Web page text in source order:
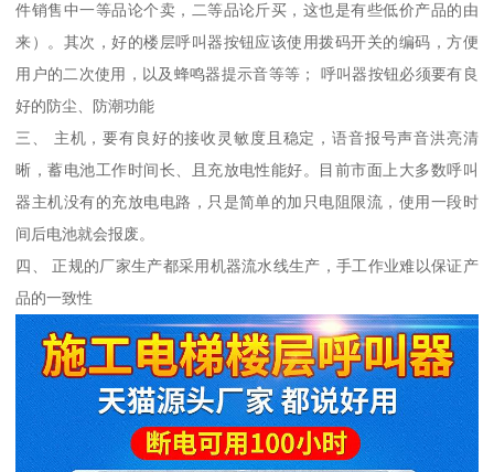
件销售中一等品论个卖，二等品论斤买，这也是有些低价产品的由
来）。其次，好的楼层呼叫器按钮应该使用拨码开关的编码，方便
用户的二次使用，以及蜂鸣器提示音等等； 呼叫器按钮必须要有良
好的防尘、防潮功能
三、 主机，要有良好的接收灵敏度且稳定，语音报号声音洪亮清
晰，蓄电池工作时间长、且充放电性能好。目前市面上大多数呼叫
器主机没有的充放电电路，只是简单的加只电阻限流，使用一段时
间后电池就会报废。
四、 正规的厂家生产都采用机器流水线生产，手工作业难以保证产
品的一致性